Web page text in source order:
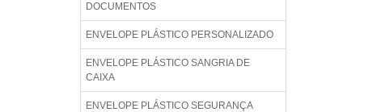
DOCUMENTOS
ENVELOPE PLÁSTICO PERSONALIZADO
ENVELOPE PLÁSTICO SANGRIA DE
CAIXA
ENVELOPE PLÁSTICO SEGURANÇA